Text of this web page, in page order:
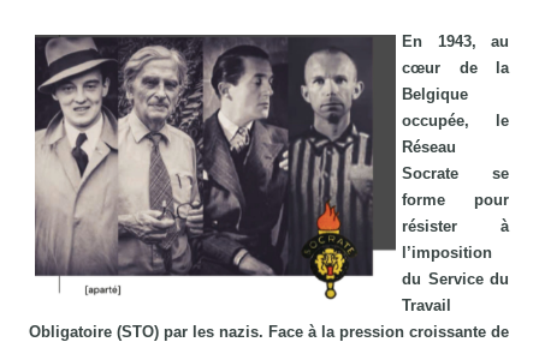
En 1943, au
cœur de la
Belgique
occupée, le
Réseau
Socrate se
forme pour
résister à
l’imposition
du Service du
Travail
Obligatoire (STO) par les nazis. Face à la pression croissante de